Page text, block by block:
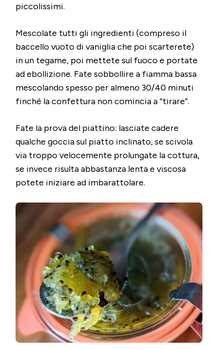
piccolissimi.
Mescolate tutti gli ingredienti (compreso il
baccello vuoto di vaniglia che poi scarterete)
in un tegame, poi mettete sul fuoco e portate
ad ebollizione. Fate sobbollire a fiamma bassa
mescolando spesso per almeno 30/40 minuti
finché la confettura non comincia a “tirare”.
Fate la prova del piattino: lasciate cadere
qualche goccia sul piatto inclinato, se scivola
via troppo velocemente prolungate la cottura,
se invece risulta abbastanza lenta e viscosa
potete iniziare ad imbarattolare.